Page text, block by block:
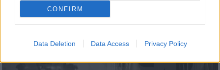
CONFIRM
Data Deletion Data Access Privacy Policy